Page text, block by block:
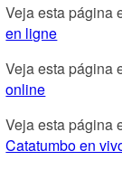
Veja esta página
en ligne
Veja esta página
online
Veja esta página
Catatumbo en